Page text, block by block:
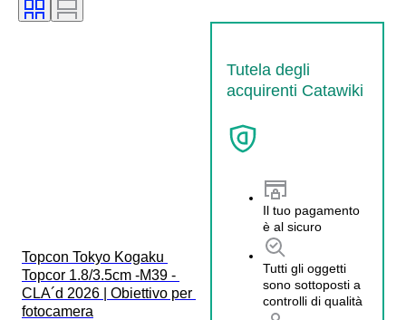
Tutela degli
acquirenti Catawiki
Il tuo pagamento
è al sicuro
Tutti gli oggetti
sono sottoposti a
controlli di qualità
Topcon Tokyo Kogaku
Topcor 1.8/3.5cm -M39 -
CLA´d 2026 | Obiettivo per
fotocamera